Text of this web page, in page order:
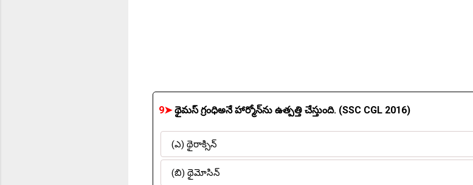
9➤ థైమస్ గ్రంధిఅనే హార్మోన్‌ను ఉత్పత్తి చేస్తుంది. (SSC CGL 2016)
(ఎ) థైరాక్సిన్
(బి) థైమోసిన్